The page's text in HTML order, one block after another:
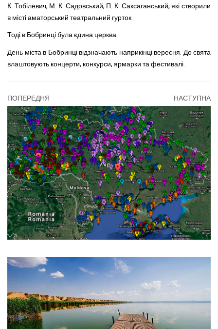
К. Тобілевич, М. К. Садовський, П. К. Саксаганський, які створили
в місті аматорський театральний гурток.
Тоді в Бобринці була єдина церква.
День міста в Бобринці відзначають наприкінці вересня. До свята
влаштовують концерти, конкурси, ярмарки та фестивалі.
ПОПЕРЕДНЯ НАСТУПНА